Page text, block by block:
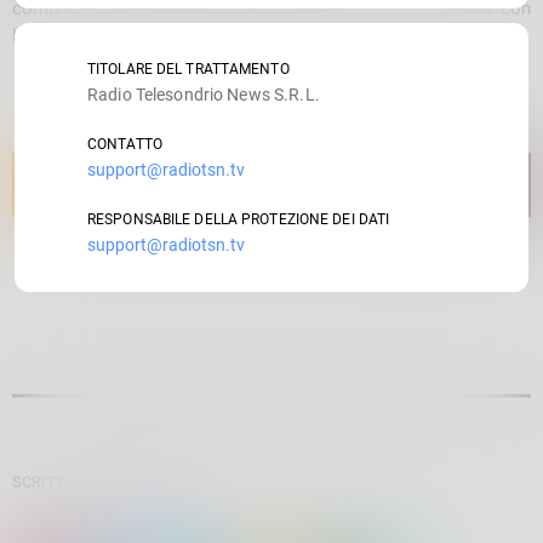
comunicare con persone diverse da quelle che coabitano con
lui.
SCRITTO DA:
TITOLARE DEL TRATTAMENTO
Radio Telesondrio News S.R.L.
CONTATTO
support@radiotsn.tv
RESPONSABILE DELLA PROTEZIONE DEI DATI
support@radiotsn.tv